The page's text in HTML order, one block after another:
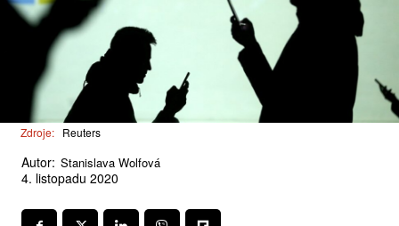
Zdroje: Reuters
Autor: Stanislava Wolfová
4. listopadu 2020